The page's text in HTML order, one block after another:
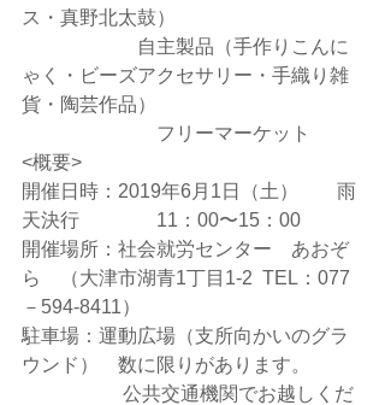
ス・真野北太鼓）
自主製品（手作りこんに
ゃく・ビーズアクセサリー・手織り雑
貨・陶芸作品）
フリーマーケット
<概要>
開催日時：2019年6月1日（土）　　雨
天決行　　　　11：00〜15：00
開催場所：社会就労センター　あおぞ
ら　（大津市湖青1丁目1-2  TEL：077
－594-8411）
駐車場：運動広場（支所向かいのグラ
ウンド）　数に限りがあります。
公共交通機関でお越しくだ